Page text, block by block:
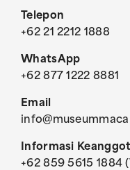
Telepon
+62 21 2212 1888
WhatsApp
+62 877 1222 8881
Email
Informasi
+62 859 5615 1884